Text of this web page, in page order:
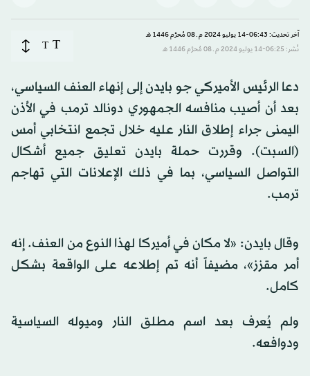
آخر تحديث: 06:43-14 يوليو 2024 م ـ 08 مُحرَّم 1446 هـ
نُشر: 06:25-14 يوليو 2024 م ـ 08 مُحرَّم 1446 هـ
T
T
دعا الرئيس الأميركي جو بايدن إلى إنهاء العنف السياسي،
بعد أن أصيب منافسه الجمهوري دونالد ترمب في الأذن
اليمنى جراء إطلاق النار عليه خلال تجمع انتخابي أمس
(السبت). وقررت حملة بايدن تعليق جميع أشكال
التواصل السياسي، بما في ذلك الإعلانات التي تهاجم
ترمب.
وقال بايدن: «لا مكان في أميركا لهذا النوع من العنف. إنه
أمر مقزز»، مضيفاً أنه تم إطلاعه على الواقعة بشكل
كامل.
ولم يُعرف بعد اسم مطلق النار وميوله السياسية
ودوافعه.